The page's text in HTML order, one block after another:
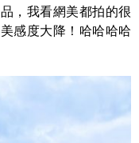
，我看網美都拍的很
感度大降！哈哈哈哈